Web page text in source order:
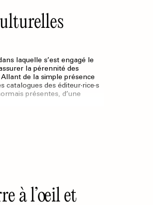
laquelle s’est engagé le
la pérennité des
de la simple présence
des éditeur·rice·s
présentes, d’une
à l’œil et